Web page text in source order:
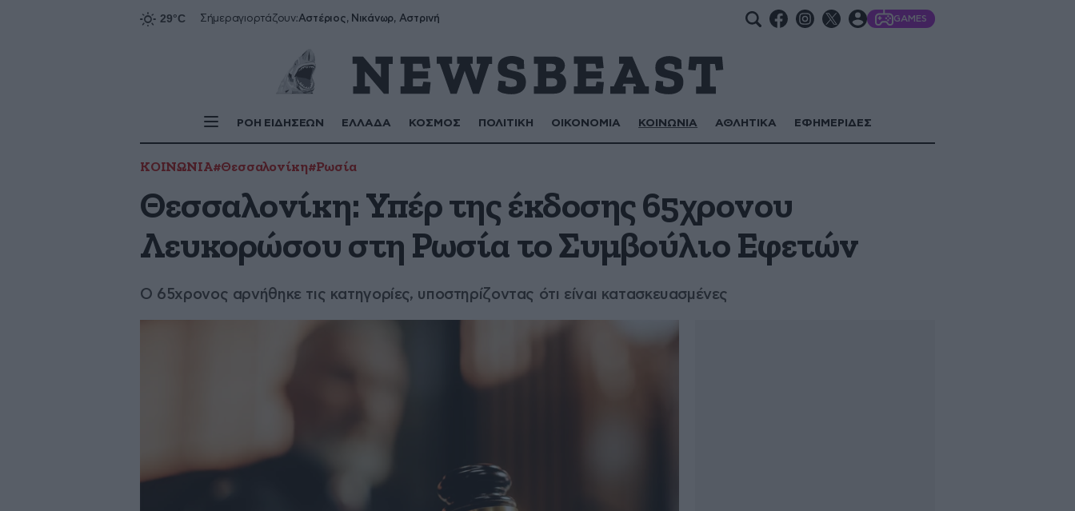
Σήμεραγιορτάζουν:Αστέριος, Νικάνωρ, Αστρινή GAMES
ΡΟΗ ΕΙΔΗΣΕΩΝ ΕΛΛΑΔΑ ΚΟΣΜΟΣ ΠΟΛΙΤΙΚΗ ΟΙΚΟΝΟΜΙΑ ΚΟΙΝΩΝΙΑ ΑΘΛΗΤΙΚΑ ΕΦΗΜΕΡΙΔΕΣ
ΚΟΙΝΩΝΙΑ#Θεσσαλονίκη#Ρωσία
Θεσσαλονίκη: Υπέρ της έκδοσης 65χρονου
Λευκορώσου στη Ρωσία το Συμβούλιο Εφετών
Ο 65χρονος αρνήθηκε τις κατηγορίες, υποστηρίζοντας ότι είναι κατασκευασμένες